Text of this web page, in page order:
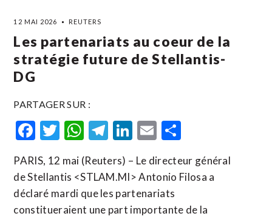
12 MAI 2026 REUTERS
Les partenariats au coeur de la
stratégie future de Stellantis-
DG
PARTAGER SUR :
Facebook
Twitter
WhatsApp
Telegram
LinkedIn
Email
PARIS, 12 mai (Reuters) – Le directeur général
de Stellantis <STLAM.MI> Antonio Filosa a
déclaré mardi que les partenariats
constitueraient une part importante de la